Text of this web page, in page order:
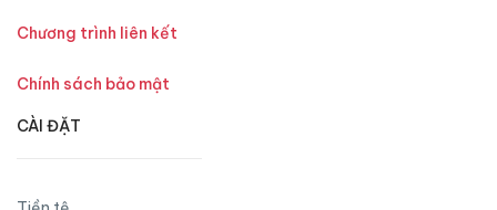
Chương trình liên kết
Chính sách bảo mật
CÀI ĐẶT